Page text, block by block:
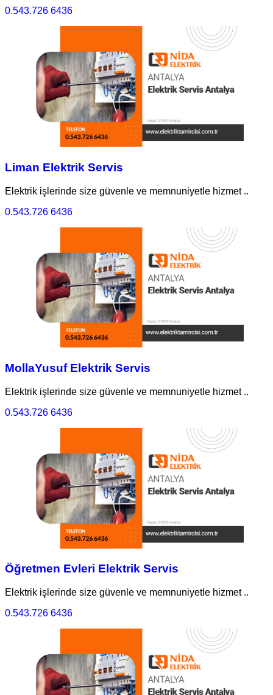
0.543.726 6436
Liman Elektrik Servis
Elektrik işlerinde size güvenle ve memnuniyetle hizmet ..
0.543.726 6436
MollaYusuf Elektrik Servis
Elektrik işlerinde size güvenle ve memnuniyetle hizmet ..
0.543.726 6436
Öğretmen Evleri Elektrik Servis
Elektrik işlerinde size güvenle ve memnuniyetle hizmet ..
0.543.726 6436